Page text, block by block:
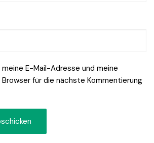
meine E-Mail-Adresse und meine
für die nächste Kommentierung